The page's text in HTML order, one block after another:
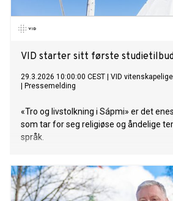
VID starter sitt første
29.3.2026 10:00:00 CEST
VID
Pressemelding
«Tro og livstolkning i Sápmi» er det
som tar for seg religiøse og åndelige
språk.